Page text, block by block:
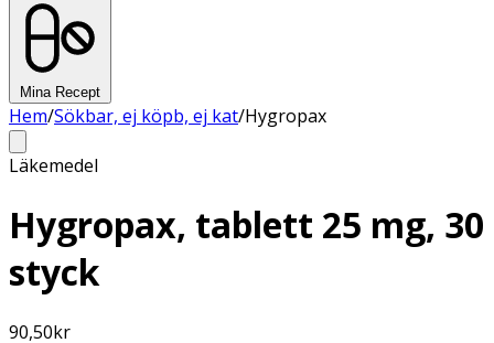
Mina Recept
Hem/Sökbar, ej köpb, ej kat/Hygropax
Läkemedel
Hygropax, tablett 25 mg, 30
styck
90,50kr